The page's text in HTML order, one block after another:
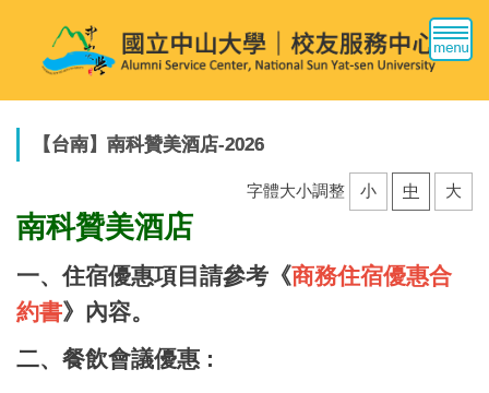
區
【台南】南科贊美酒店-2026
字體大小調整 小 中 大
南科贊美酒店
一、住宿優惠項目請參考《商務住宿優惠合
約書》內容。
二、餐飲會議優惠 :